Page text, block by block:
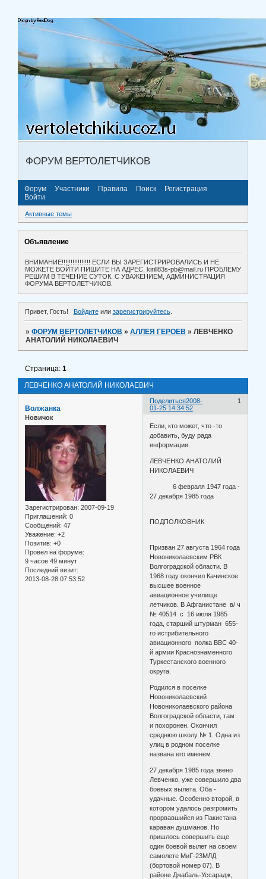
ФОРУМ ВЕРТОЛЕТЧИКОВ
Форум Участники Правила Поиск
Регистрация
Войти
Активные темы
Объявление
ВНИМАНИЕ!!!!!!!!!!!!!!!! ЕСЛИ ВЫ ЗАРЕГИСТРИРОВАЛИСЬ И НЕ
МОЖЕТЕ ВОЙТИ ПИШИТЕ НА АДРЕС, kirill83s-pb@mail.ru ПРОБЛЕМУ
РЕШИМ В ТЕЧЕНИЕ СУТОК. С УВАЖЕНИЕМ, АДМИНИСТРАЦИЯ
ФОРУМА ВЕРТОЛЕТЧИКОВ.
Привет, Гость! Войдитеили зарегистрируйтесь.
»ФОРУМ ВЕРТОЛЕТЧИКОВ »АЛЛЕЯ ГЕРОЕВ »ЛЕВЧЕНКО
АНАТОЛИЙ НИКОЛАЕВИЧ
ЛЕВЧЕНКО АНАТОЛИЙ НИКОЛАЕВИЧ
Страница:1
Поделиться 1
2008-
01-25 14:34:52
Волжанка
Новичок
Зарегистрирован: 2007-09-19
Приглашений: 0
Сообщений: 47
Уважение: +2
Позитив: +0
Провел на форуме:
9 часов 49 минут
Последний визит:
2013-08-28 07:53:52
Если, кто может, что -то
добавить, буду рада
информации.
ЛЕВЧЕНКО АНАТОЛИЙ
НИКОЛАЕВИЧ
6 февраля 1947 года -
27 декабря 1985 года
ПОДПОЛКОВНИК
Призван 27 августа 1964 года
Новониколаевским РВК
Волгоградской области. В
1968 году окончил Качинское
высшее военное
авиационное училище
летчиков. В Афганистане в/ ч
№ 40514 с 16 июля 1985
года, старший штурман 655-
го истрибительного
авиационного полка ВВС 40-
й армии Краснознаменного
Туркестанского военного
округа.
Родился в поселке
Новониколаевский
Новониколаевского района
Волгоградской области, там
и похоронен. Окончил
среднюю школу № 1. Одна из
улиц в родном поселке
названа его именем.
27 декабря 1985 года звено
Левченко, уже совершило два
боевых вылета. Оба -
удачные. Особенно второй, в
котором удалось разгромить
прорвавшийся из Пакистана
караван душманов. Но
пришлось совершить еще
один боевой вылет на своем
самолете МиГ-23МЛД
(бортовой номер 07). В
районе Джабаль-Уссарадж,